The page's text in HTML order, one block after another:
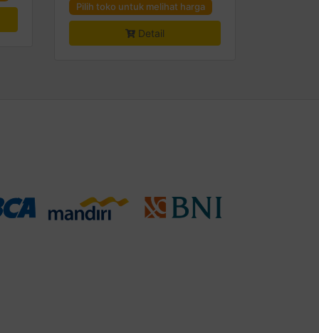
Pilih toko untuk melihat harga
Detail